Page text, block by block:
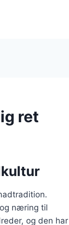
ret
næring til
og den har